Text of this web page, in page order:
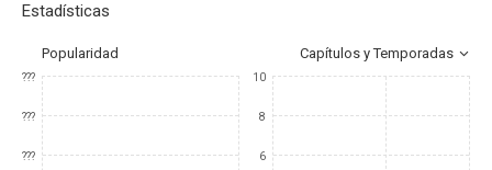
Estadísticas
Popularidad Capítulos y Temporadas
???
???
???
10
8
6